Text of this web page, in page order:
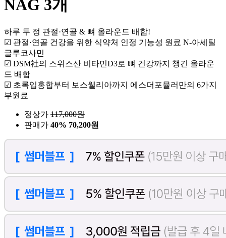
NAG 3개
하루 두 정 관절·연골 & 뼈 올라운드 배합!
☑ 관절·연골 건강을 위한 식약처 인정 기능성 원료 N-아세틸
글루코사민
☑ DSM社의 스위스산 비타민D3로 뼈 건강까지 챙긴 올라운
드 배합
☑ 초록입홍합부터 보스웰리아까지 에스더포뮬러만의 6가지
부원료
정상가 117,000원
판매가 40% 70,200원